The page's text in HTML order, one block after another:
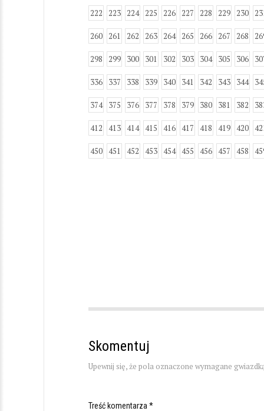
222 223 224 225 226 227 228 229 230
260 261 262 263 264 265 266 267 268
298 299 300 301 302 303 304 305 306
336 337 338 339 340 341 342 343 344
374 375 376 377 378 379 380 381 382
412 413 414 415 416 417 418 419 420
450 451 452 453 454 455 456 457 458
Skomentuj
Upewnij się, że pola oznaczone wymagane
Treść komentarza *